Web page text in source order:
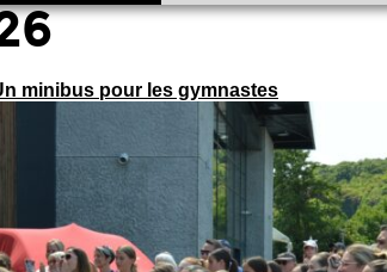
minibus pour les gymnastes